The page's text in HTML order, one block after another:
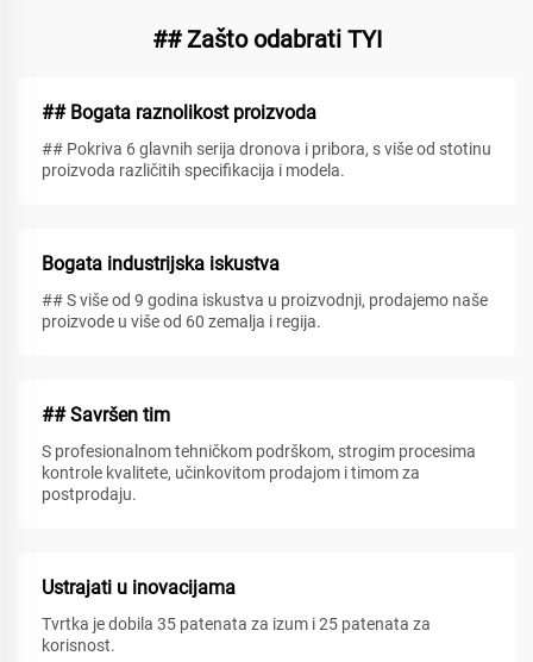
## Zašto odabrati TYI
## Bogata raznolikost proizvoda
## Pokriva 6 glavnih serija dronova i pribora, s više od stotinu
proizvoda različitih specifikacija i modela.
Bogata industrijska iskustva
## S više od 9 godina iskustva u proizvodnji, prodajemo naše
proizvode u više od 60 zemalja i regija.
## Savršen tim
S profesionalnom tehničkom podrškom, strogim procesima
kontrole kvalitete, učinkovitom prodajom i timom za
postprodaju.
Ustrajati u inovacijama
Tvrtka je dobila 35 patenata za izum i 25 patenata za
korisnost.